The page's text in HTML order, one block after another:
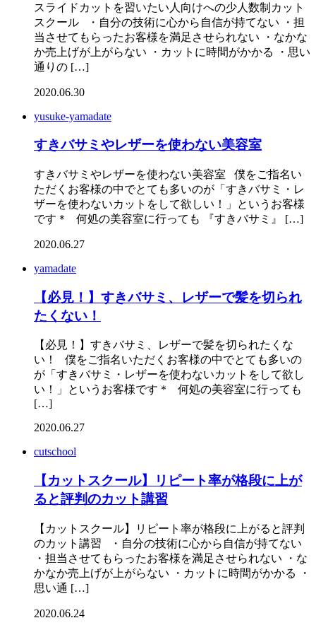
スライドカットを習いたい人向けへの少人数制カット
スクール ・自分の技術に心から自信が持てない ・担
当させてもらったお客様を満足させられない ・なかな
か売上げが上がらない ・カットに時間がかかる ・思い
通りの […]
2020.06.30
yusuke-yamadate
すきバサミやレザーを使わない美容室
すきバサミやレザーを使わない美容室 僕をご指名い
ただくお客様の中でとても多いのが「すきバサミ・レ
ザーを使わないカットをして欲しい！」というお客様
です＊ 何処の美容室に行っても 『すきバサミ』 […]
2020.06.27
yamadate
【必見！】すきバサミ、レザーで髪を切られ
たくない！
【必見！】すきバサミ、レザーで髪を切られたくな
い！ 僕をご指名いただくお客様の中でとても多いの
が「すきバサミ・レザーを使わないカットをして欲し
い！」というお客様です＊ 何処の美容室に行っても
[…]
2020.06.27
cutschool
【カットスクール】リピート率が格段に上が
ると評判のカット講習
【カットスクール】リピート率が格段に上がると評判
のカット講習 ・自分の技術に心から自信が持てない
・担当させてもらったお客様を満足させられない ・な
かなか売上げが上がらない ・カットに時間がかかる ・
思い通 […]
2020.06.24